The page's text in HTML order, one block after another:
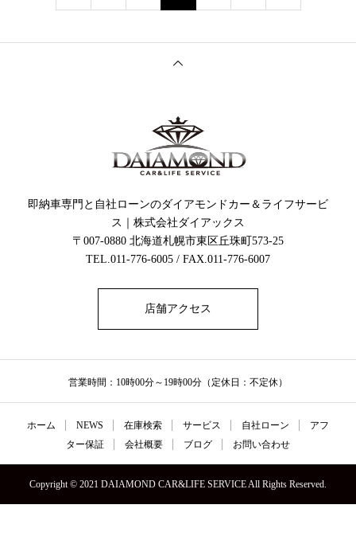
即納車専門と自社ローンのダイアモンドカー＆ライフサービ
ス｜株式会社ダイアックス
〒007-0880 北海道札幌市東区丘珠町573-25
TEL.011-776-6005 / FAX.011-776-6007
店舗アクセス
営業時間：10時00分～19時00分（定休日：不定休）
ホーム NEWS 在庫検索 サービス 自社ローン
アフ
ター保証
会社概要 ブログ お問い合わせ
Copyright © 2021 DAIAMOND CAR&LIFE SERVICE All Rights Reserved.